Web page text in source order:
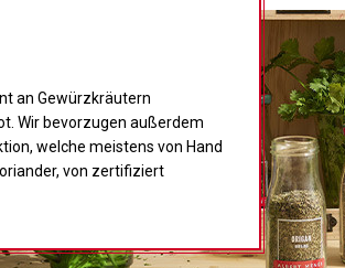
an Gewürzkräutern
Wir bevorzugen außerdem
welche meistens von Hand
von zertifiziert